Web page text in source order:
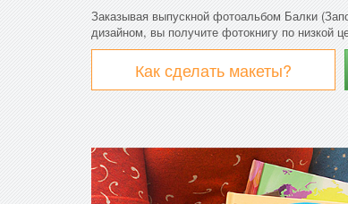
Заказывая выпускной фотоальбом Балки
дизайном, вы получите фотокнигу по низкой
Как сделать макеты?